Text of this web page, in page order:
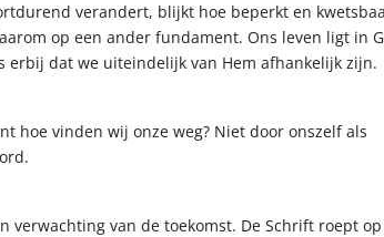
verandert, blijkt hoe beperkt en
op een ander fundament. Ons leven ligt in
dat we uiteindelijk van Hem afhankelijk zijn.
hoe vinden wij onze weg? Niet door onszelf als
van de toekomst. De Schrift roept